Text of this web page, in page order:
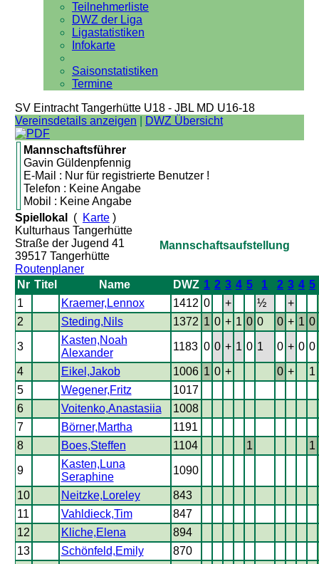
Teilnehmerliste
DWZ der Liga
Ligastatistiken
Infokarte
Saisonstatistiken
Termine
SV Eintracht Tangerhütte U18 - JBL MD U16-18
Vereinsdetails anzeigen
DWZ Übersicht
Mannschaftsführer
Gavin Güldenpfennig
E-Mail : Nur für registrierte Benutzer !
Telefon : Keine Angabe
Mobil : Keine Angabe
Spiellokal
( Karte)
Kulturhaus Tangerhütte
Straße der Jugend 41
39517 Tangerhütte
Routenplaner
Mannschaftsaufstellung
Nr Titel Name DWZ 1 2 3 4 5 1 2 3 4 5
1
Kraemer,Lennox 1412 0 + ½
+
2
Steding,Nils 1372 1 0 + 1 0 0 0 + 1 0
3
Kasten,Noah
Alexander
1183 0 0 + 1 0 1 0 + 0 0
4 Eikel,Jakob 1006 1 0 + 0 +
1
5
Wegener,Fritz
1017
6
Voitenko,Anastasiia
1008
7
Börner,Martha
1191
8
Boes,Steffen 1104 1 1
9
Kasten,Luna
Seraphine
1090
10 Neitzke,Loreley
843
11
Vahldieck,Tim
847
12
Kliche,Elena
894
13
Schönfeld,Emily
870